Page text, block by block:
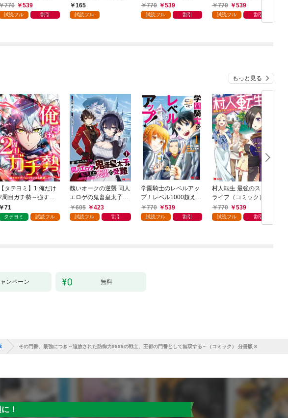
無双する～幻となっ
種族の美少女たちを
770 539
試読フル 割引
のおじさんはあらゆる
種族を嫁にする～（コ
165
試読フル
ハーレム作ることにし
た（コミック） 1
770 539
試読フル 割引
異世界でスローライフ
をおくります（コミッ
770 539
試読フル 割引
もっと見る
【タテヨミ】1.俺だけ
周目ガチ勢～強すぎ
てゲームバランスを破
した～
71
タテヨミ 試読フル
醜いオークの逆襲 同人
エロゲの鬼畜皇太子に
転生した喪男の受難
（コミック） 1
605 423
試読フル 割引
学園騎士のレベルアッ
プ！レベル1000超えの
転生者、落ちこぼれク
ラスに入学。そして、
770 539
試読フル 割引
村人転生 最強のスロー
ライフ（コミック） 1
770
539
試読フル 割引
ンペーン 無料
その門番、最強につき～追放された防御力9999の戦士、王都の門番として無双する～（コミック） 分冊版 8
！